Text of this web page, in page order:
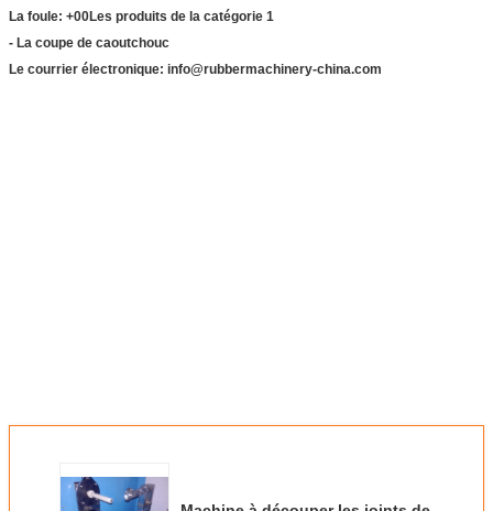
La foule: +00Les produits de la catégorie 1
- La coupe de caoutchouc
Le courrier électronique: info@rubbermachinery-china.com